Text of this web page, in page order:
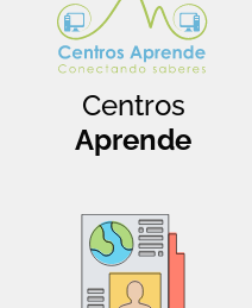
Centros
Aprende